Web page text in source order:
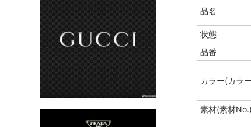
品名
状態
品番
カラー(カラ
素材(素材No.)